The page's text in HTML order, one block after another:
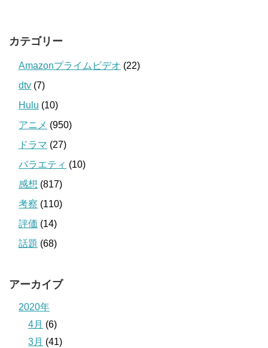
カテゴリー
Amazonプライムビデオ (22)
dtv (7)
Hulu (10)
アニメ (950)
ドラマ (27)
バラエティ (10)
感想 (817)
考察 (110)
評価 (14)
話題 (68)
アーカイブ
2020年
4月 (6)
3月 (41)